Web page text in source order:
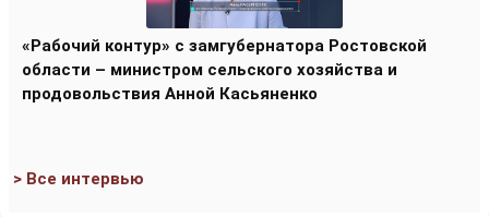
«Рабочий контур» с замгубернатора Ростовской
области – министром сельского хозяйства и
продовольствия Анной Касьяненко
> Все интервью